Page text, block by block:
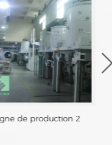
de production 2